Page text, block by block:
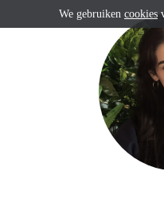
We gebruiken cookies